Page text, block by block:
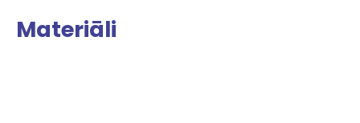
Materiāli